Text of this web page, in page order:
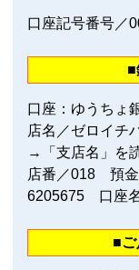
口座記号番号／
■
口座：ゆうちょ
店名／ゼロイチ
→「支店名」を
店番／018 預
6205675 口座名
■ご